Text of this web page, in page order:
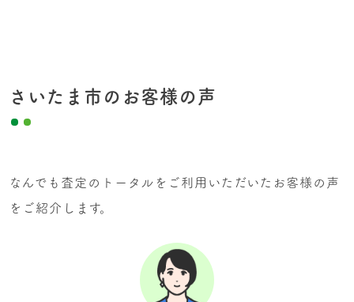
さいたま市のお客様の声
なんでも査定のトータルをご利用いただいたお客様の声
をご紹介します。